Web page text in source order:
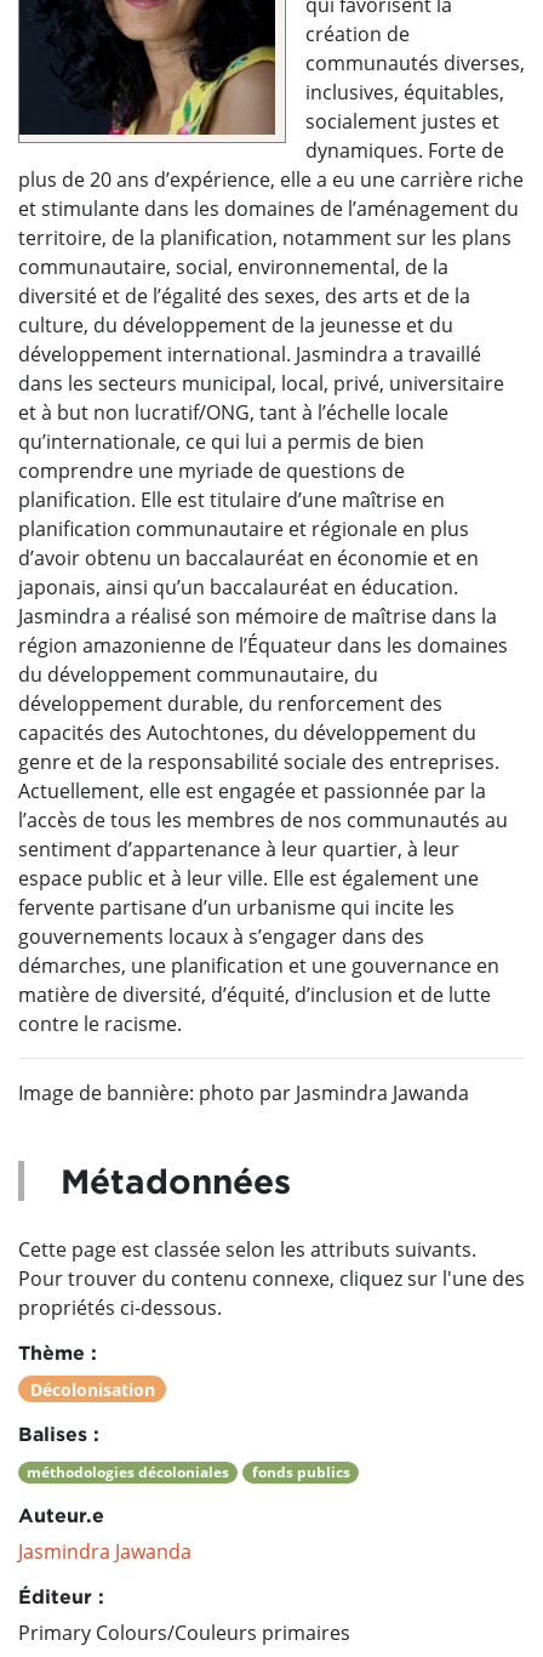
création de
communautés diverses,
inclusives, équitables,
socialement justes et
dynamiques. Forte de
plus de 20 ans d’expérience, elle a eu une carrière riche
et stimulante dans les domaines de l’aménagement du
territoire, de la planification, notamment sur les plans
communautaire, social, environnemental, de la
diversité et de l’égalité des sexes, des arts et de la
culture, du développement de la jeunesse et du
développement international. Jasmindra a travaillé
dans les secteurs municipal, local, privé, universitaire
et à but non lucratif/ONG, tant à l’échelle locale
qu’internationale, ce qui lui a permis de bien
comprendre une myriade de questions de
planification. Elle est titulaire d’une maîtrise en
planification communautaire et régionale en plus
d’avoir obtenu un baccalauréat en économie et en
japonais, ainsi qu’un baccalauréat en éducation.
Jasmindra a réalisé son mémoire de maîtrise dans la
région amazonienne de l’Équateur dans les domaines
du développement communautaire, du
développement durable, du renforcement des
capacités des Autochtones, du développement du
genre et de la responsabilité sociale des entreprises.
Actuellement, elle est engagée et passionnée par la
l’accès de tous les membres de nos communautés au
sentiment d’appartenance à leur quartier, à leur
espace public et à leur ville. Elle est également une
fervente partisane d’un urbanisme qui incite les
gouvernements locaux à s’engager dans des
démarches, une planification et une gouvernance en
matière de diversité, d’équité, d’inclusion et de lutte
contre le racisme.
Image de bannière: photo par Jasmindra Jawanda
Métadonnées
Cette page est classée selon les attributs suivants.
Pour trouver du contenu connexe, cliquez sur l'une des
propriétés ci-dessous.
Thème :
Décolonisation
Balises :
méthodologies décoloniales fonds publics
Auteur.e
Jasmindra Jawanda
Éditeur :
Primary Colours/Couleurs primaires